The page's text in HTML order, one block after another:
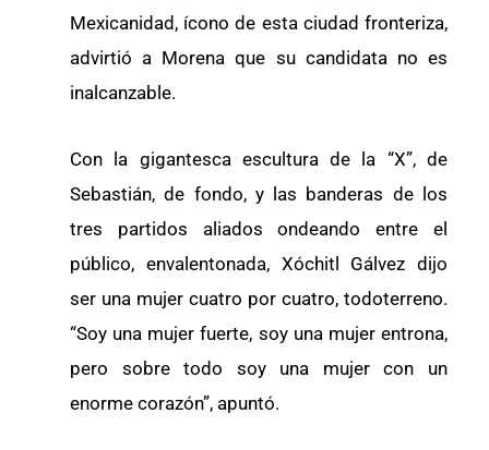
Mexicanidad, ícono de esta ciudad fronteriza,
advirtió a Morena que su candidata no es
inalcanzable.
Con la gigantesca escultura de la “X”, de
Sebastián, de fondo, y las banderas de los
tres partidos aliados ondeando entre el
público, envalentonada, Xóchitl Gálvez dijo
ser una mujer cuatro por cuatro, todoterreno.
“Soy una mujer fuerte, soy una mujer entrona,
pero sobre todo soy una mujer con un
enorme corazón”, apuntó.